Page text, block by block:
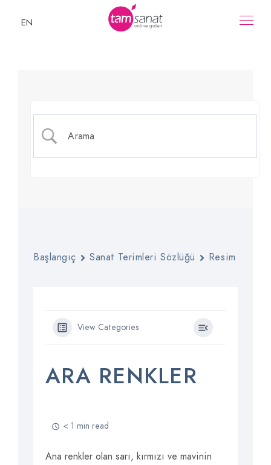
Ara Renkler
Başlangıç Sanat Terimleri Sözlüğü Resim
View Categories
ARA RENKLER
< 1 min read
Ana renkler olan sarı, kırmızı ve mavinin
EN